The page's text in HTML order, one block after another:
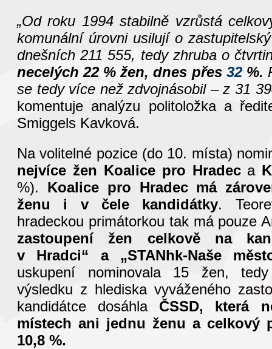
„Od roku 1994 stabilně vzrůstá
komunální úrovni usilují o
dnešních 211 555, tedy zhruba o
necelých 22 % žen, dnes přes 32 %.
se tedy více než zdvojnásobil – z 31
komentuje analýzu politoložka a
Smiggels Kavková.
Na volitelné pozice (do 10. místa)
nejvíce žen Koalice pro Hradec a
%). Koalice pro Hradec má
ženu i v čele kandidátky.
hradeckou primátorkou tak má pouze
zastoupení žen celkově na
v Hradci“ a „STANhk-Naše
uskupení nominovala 15 žen,
výsledku z hlediska vyváženého
kandidátce dosáhla ČSSD, která
místech ani jednu ženu a celkový
10,8 %.